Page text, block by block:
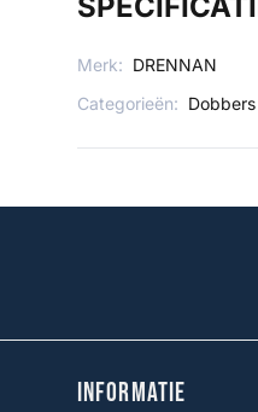
Merk: DRENNAN
Categorieën: Dobbers
INFORMATIE